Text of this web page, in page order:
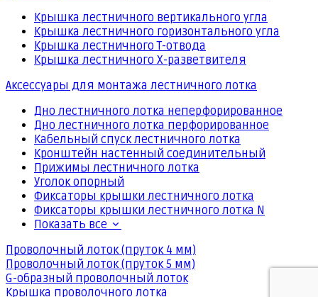
Крышка лестничного вертикального угла
Крышка лестничного горизонтального угла
Крышка лестничного Т-отвода
Крышка лестничного Х-разветвителя
Аксессуары для монтажа лестничного лотка
Дно лестничного лотка неперфорированное
Дно лестничного лотка перфорированное
Кабельный спуск лестничного лотка
Кронштейн настенный соединительный
Прижимы лестничного лотка
Уголок опорный
Фиксаторы крышки лестничного лотка
Фиксаторы крышки лестничного лотка N
Показать все
Проволочный лоток (пруток 4 мм)
Проволочный лоток (пруток 5 мм)
G-образный проволочный лоток
Крышка проволочного лотка